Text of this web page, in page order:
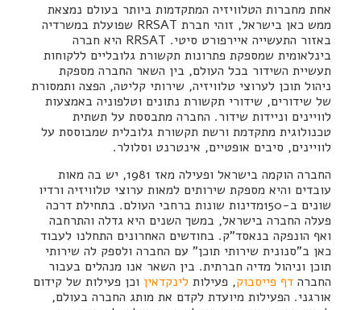
אחת מחברות הטלוויזיה המתקדמות ביותר בעולם נמצאת
ממש כאן בישראל, זוהי חברת RRSAT שפועלת במשרדיה
באזור התעשייה איירפורט סיטי. RRSAT היא חברה
בינלאומית שמספקת פתרונות תקשורת גלובליים ללקוחות
תעשיית השידור בכל העולם, בין השאר החברה מספקת
ניהול תוכן לערוצי טלוויזיה, שירותי קליטה, הפצה ותמסורת
של שידורים, שידורי תקשורת נתונים וטלפוניה באמצעות
לוויינים וניידות שידור. החברה מתבססת על תשתית
טכנולוגית מתקדמת ורשת תקשורת גלובלית שמבוססת על
לוויינים, סיבים אופטיים, אינטרנט וסלולר.
החברה הוקמה בישראל ופעילה מאז 1981, יש בה מאות
עובדים והיא מספקת שירותים למאות ערוצי טלוויזיה ורדיו
שונים ב-150מדינות שונות ברחבי העולם. בתחילת דרכה
פעלה החברה בישראל, במשך השנים היא גדלה והתרחבה
ואף הונפקה בנאסד"ק. בחודשים האחרונים התחלנו לעבוד
כאן ב"סנונית שירותי תוכן" עם החברה ולספק לה שירותי
תוכן וניהול מדיה חברתית. בין השאר אנו מנהלים בעבור
החברה דף פייסבוק, פעילות לינקדאין וכן פעילות של קידום
אורגני. הפעילות מיועדת לקדם את מותג החברה בעולם,